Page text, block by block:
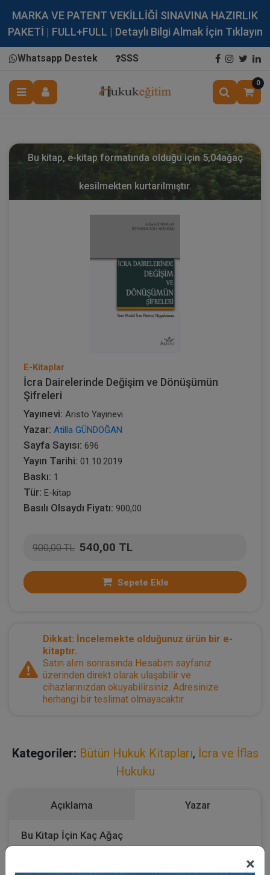
MARKA VE PATENT VEKİLLİĞİ SINAVINA HAZIRLIK
PAKETİ | FULL+FULL | Detaylı Bilgi Almak İçin Tıklayın
Whatsapp Destek SSS
0
×
Bu kitap, e-kitap formatında olduğu için 5,04ağaç
kesilmekten kurtarılmıştır.
E-Kitaplar
İcra Dairelerinde Değişim ve Dönüşümün
Şifreleri
Yayınevi: Aristo Yayınevi
Yazar: Atilla GÜNDOĞAN
Sayfa Sayısı: 696
Yayın Tarihi: 01.10.2019
Baskı: 1
Tür: E-kitap
Basılı Olsaydı Fiyatı: 900,00
900,00 TL 540,00 TL
Sepete Ekle
Dikkat: İncelemekte olduğunuz ürün bir e-
kitaptır.
Satın alım sonrasında Hesabım sayfanız
üzerinden direkt olarak ulaşabilir ve
cihazlarınızdan okuyabilirsiniz. Adresinize
herhangi bir teslimat olmayacaktır.
Kategoriler: Bütün Hukuk Kitapları, İcra ve İflas
Hukuku
Açıklama Yazar
Bu Kitap İçin Kaç Ağaç